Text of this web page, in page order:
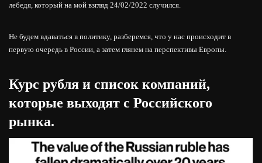
лебедя, который на мой взгляд 24/02/2022 случился.
Не будем вдаваться в политику, разберемся, что у нас происходит в
первую очередь в России, а затем глянем на перспективы Европы.
Курс рубля и список компаний,
которые выходят с Российского
рынка.